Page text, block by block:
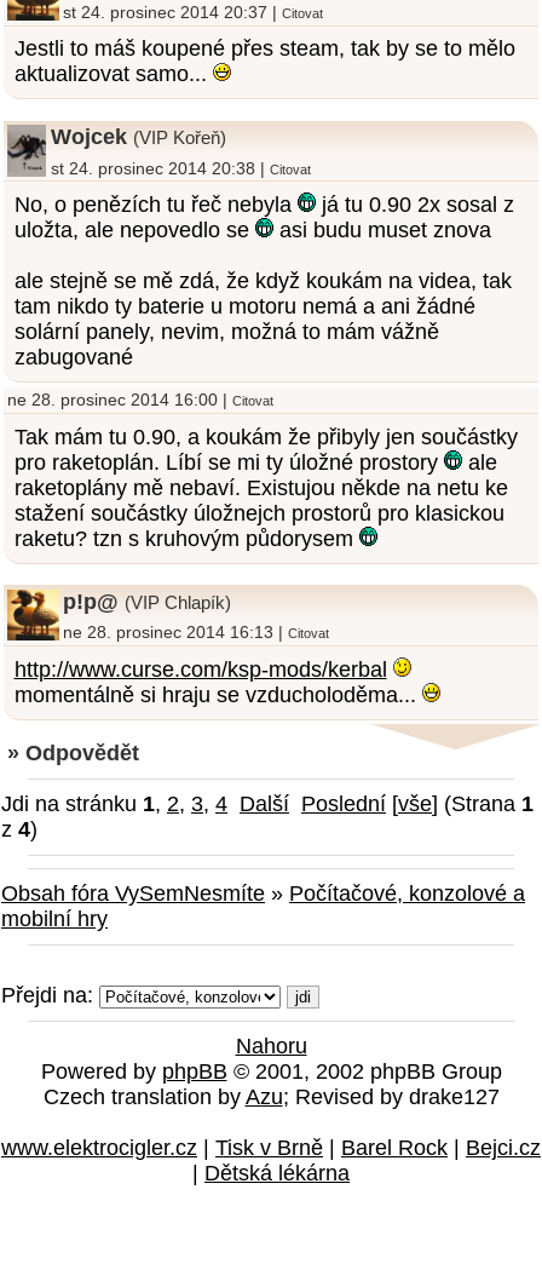
st 24. prosinec 2014 20:37 |Citovat
Jestli to máš koupené přes steam, tak by se to mělo
aktualizovat samo...
Wojcek (VIP Kořeň)
st 24. prosinec 2014 20:38 | Citovat
No, o penězích tu řeč nebyla
já tu 0.90 2x sosal z
uložta, ale nepovedlo se
asi budu muset znova
ale stejně se mě zdá, že když koukám na videa, tak
tam nikdo ty baterie u motoru nemá a ani žádné
solární panely, nevim, možná to mám vážně
zabugované
ne 28. prosinec 2014 16:00 | Citovat
Tak mám tu 0.90, a koukám že přibyly jen součástky
pro raketoplán. Líbí se mi ty úložné prostory
ale
raketoplány mě nebaví. Existujou někde na netu ke
stažení součástky úložnejch prostorů pro klasickou
raketu? tzn s kruhovým půdorysem
p!p@ (VIP Chlapík)
ne 28. prosinec 2014 16:13 |Citovat
http://www.curse.com/ksp-mods/kerbal
momentálně si hraju se vzducholoděma...
» Odpovědět
Jdi na stránku 1, 2, 3, 4 Další Poslední [vše] (Strana 1
z 4)
Obsah fóra VySemNesmíte » Počítačové, konzolové a
mobilní hry
Přejdi na:
Nahoru
Powered by phpBB © 2001, 2002 phpBB Group
Czech translation by Azu; Revised by drake127
www.elektrocigler.cz Tisk v Brně Barel Rock
Bejci.cz
Dětská lékárna